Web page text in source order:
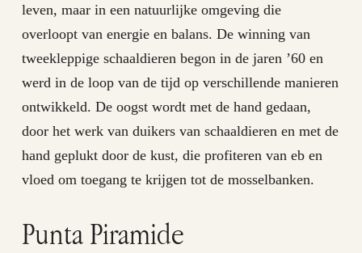
leven, maar in een natuurlijke omgeving die
overloopt van energie en balans. De winning van
tweekleppige schaaldieren begon in de jaren ’60 en
werd in de loop van de tijd op verschillende manieren
ontwikkeld. De oogst wordt met de hand gedaan,
door het werk van duikers van schaaldieren en met de
hand geplukt door de kust, die profiteren van eb en
vloed om toegang te krijgen tot de mosselbanken.
Punta Piramide